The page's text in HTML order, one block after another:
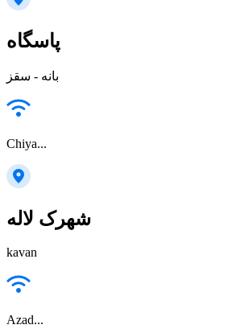
پاسگاه
بانه - سقز
Chiya...
شهرک لاله
kavan
Azad...